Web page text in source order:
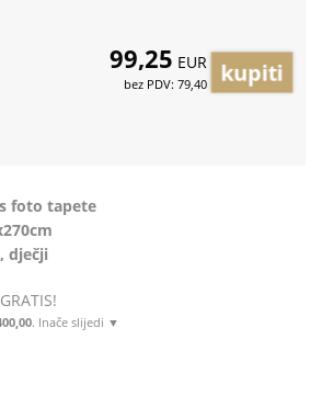
99,25 EUR
bez PDV: 79,40
foto tapete
dječji
. Inače slijedi ▼